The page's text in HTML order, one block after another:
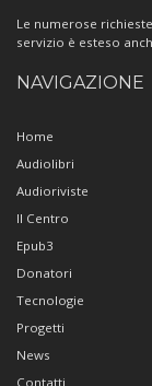
Le numerose
servizio è esteso
NAVIGAZIONE
Home
Audiolibri
Audioriviste
Il Centro
Epub3
Donatori
Tecnologie
Progetti
News
Contatti